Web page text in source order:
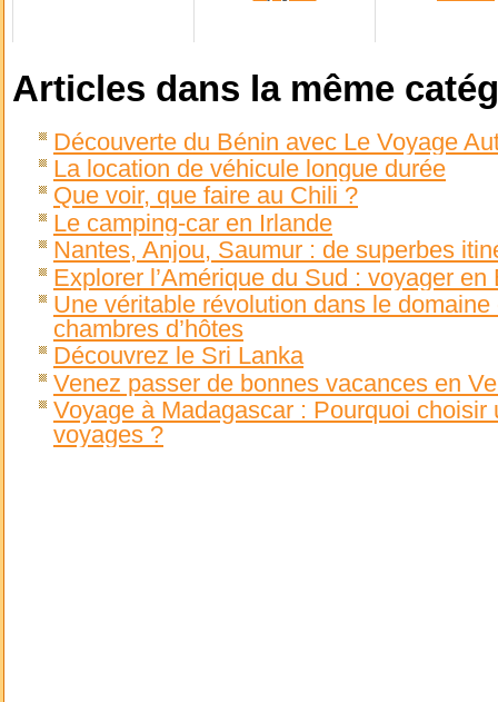
Articles dans la même
Découverte du Bénin avec Le Voyage
La location de véhicule longue durée
Que voir, que faire au Chili ?
Le camping-car en Irlande
Nantes, Anjou, Saumur : de superbes
Explorer l’Amérique du Sud : voyager en
Une véritable révolution dans le
chambres d’hôtes
Découvrez le Sri Lanka
Venez passer de bonnes vacances en
Voyage à Madagascar : Pourquoi choisir
voyages ?